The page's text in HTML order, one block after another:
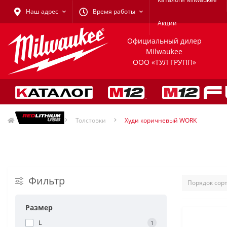
Наш адрес Время работы
Акции
Официальный дилер
Milwaukee
ООО «ТУЛ ГРУПП»
Одежда Толстовки Худи коричневый WORK
Фильтр
Размер
L 1